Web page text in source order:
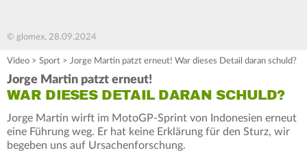
© glomex, 28.09.2024
Video > Sport > Jorge Martin patzt erneut! War dieses Detail daran schuld?
Jorge Martin patzt erneut!
WAR DIESES DETAIL DARAN SCHULD?
Jorge Martin wirft im MotoGP-Sprint von Indonesien erneut
eine Führung weg. Er hat keine Erklärung für den Sturz, wir
begeben uns auf Ursachenforschung.